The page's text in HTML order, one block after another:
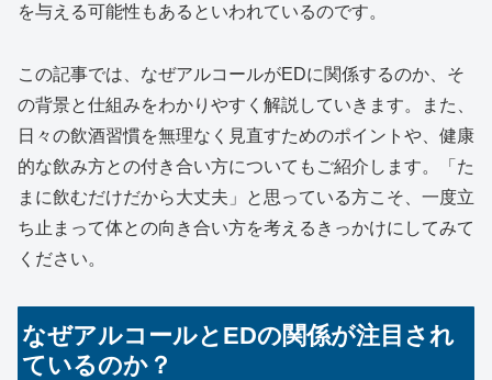
を与える可能性もあるといわれているのです。
この記事では、なぜアルコールがEDに関係するのか、そ
の背景と仕組みをわかりやすく解説していきます。また、
日々の飲酒習慣を無理なく見直すためのポイントや、健康
的な飲み方との付き合い方についてもご紹介します。「た
まに飲むだけだから大丈夫」と思っている方こそ、一度立
ち止まって体との向き合い方を考えるきっかけにしてみて
ください。
なぜアルコールとEDの関係が注目され
ているのか？